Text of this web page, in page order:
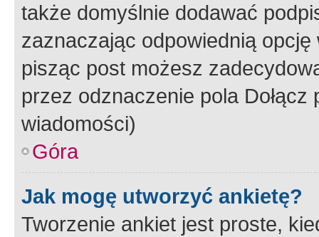
także domyślnie dodawać
zaznaczając odpowiednią
pisząc post możesz
przez odznaczenie pola
wiadomości)
Góra
Jak mogę utworzyć ankietę?
Tworzenie ankiet jest proste,